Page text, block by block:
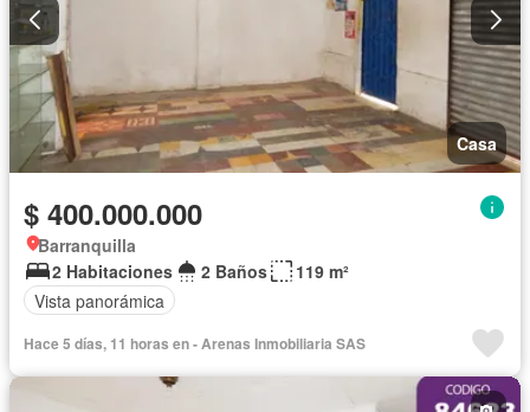
Casa
$ 400.000.000
Barranquilla
2 Habitaciones
2 Baños
119 m²
Vista panorámica
Hace 5 días, 11 horas en - Arenas Inmobiliaria SAS